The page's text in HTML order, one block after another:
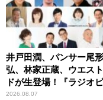
井戸田潤、パンサー尾
弘、林家正蔵、ウエス
ドが生登場！『ラジオ
ー昼ズ』
2026.08.07